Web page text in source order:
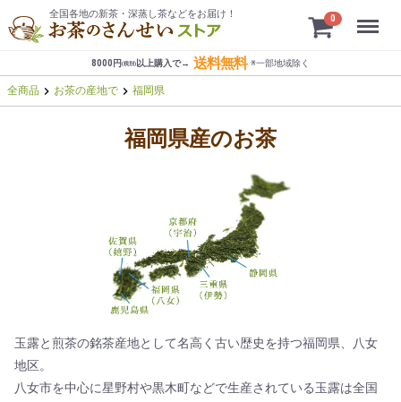
0
全国各地の新茶・深蒸し茶などをお届け！
8000円 (税別)以上購入で→ 送料無料 ※一部地域除く
Menu
全商品  お茶の産地で  福岡県
福岡県産のお茶
玉露と煎茶の銘茶産地として名高く古い歴史を持つ福岡県、八女
地区。
八女市を中心に星野村や黒木町などで生産されている玉露は全国